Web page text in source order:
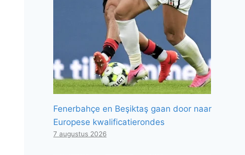
Fenerbahçe en Beşiktaş gaan door naar
Europese kwalificatierondes
7 augustus 2026